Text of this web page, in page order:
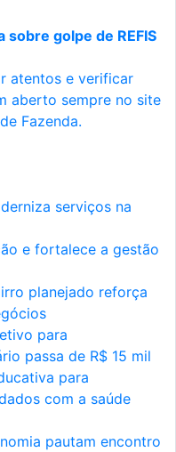
sobre golpe de REFIS
atentos e verificar
aberto sempre no site
Fazenda.
serviços na
e fortalece a gestão
planejado reforça
para
passa de R$ 15 mil
para
com a saúde
pautam encontro